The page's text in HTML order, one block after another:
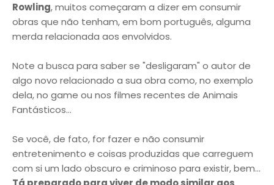
Rowling, muitos começaram a dizer em consumir
obras que não tenham, em bom português, alguma
merda relacionada aos envolvidos.
Note a busca para saber se "desligaram" o autor de
algo novo relacionado a sua obra como, no exemplo
dela, no game ou nos filmes recentes de Animais
Fantásticos...
Se você, de fato, for fazer e não consumir
entretenimento e coisas produzidas que carreguem
com si um lado obscuro e criminoso para existir, bem...